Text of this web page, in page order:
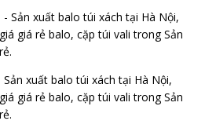
Sản xuất balo túi xách tại Hà Nội,
giá rẻ balo, cặp túi vali trongSản
xuất balo túi xách tại Hà Nội,
giá rẻ balo, cặp túi vali trongSản